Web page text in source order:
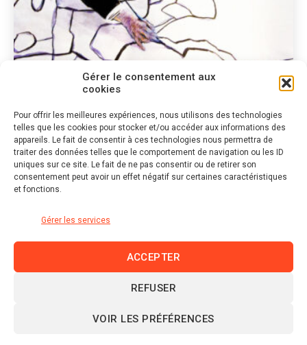
Gérer le consentement aux
cookies
Pour offrir les meilleures expériences, nous utilisons des technologies
telles que les cookies pour stocker et/ou accéder aux informations des
appareils. Le fait de consentir à ces technologies nous permettra de
traiter des données telles que le comportement de navigation ou les ID
uniques sur ce site. Le fait de ne pas consentir ou de retirer son
consentement peut avoir un effet négatif sur certaines caractéristiques
et fonctions.
Gérer les services
ACCEPTER
REFUSER
VOIR LES PRÉFÉRENCES
Catégories
DESSIN
Jean Dubuffet